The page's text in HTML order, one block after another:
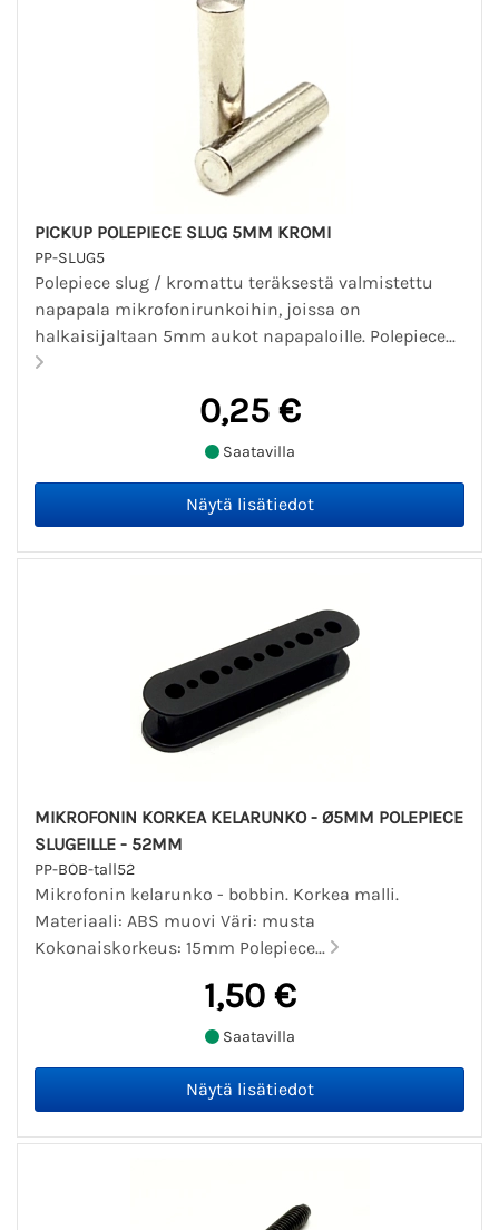
PICKUP POLEPIECE SLUG 5MM KROMI
PP-SLUG5
Polepiece slug / kromattu teräksestä valmistettu
napapala mikrofonirunkoihin, joissa on
halkaisijaltaan 5mm aukot napapaloille. Polepiece...
0,25 €
Saatavilla
MIKROFONIN KORKEA KELARUNKO - Ø5MM POLEPIECE
SLUGEILLE - 52MM
PP-BOB-tall52
Mikrofonin kelarunko - bobbin. Korkea malli.
Materiaali: ABS muovi Väri: musta
Kokonaiskorkeus: 15mm Polepiece...
1,50 €
Saatavilla